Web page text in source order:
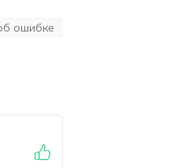
ошибке